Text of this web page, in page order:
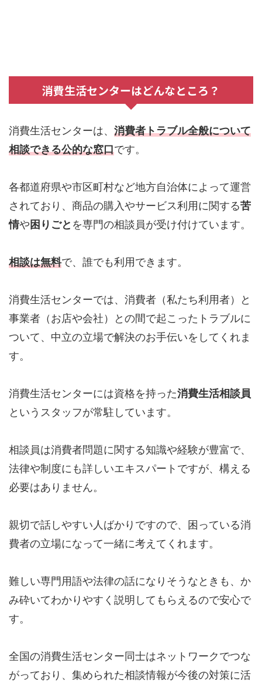
消費生活センターはどんなところ？
消費生活センターは、 消費者トラブル全般について
相談できる公的な窓口です。
各都道府県や市区町村など地方自治体によって運営
されており、商品の購入やサービス利用に関する苦
情や困りごと を専門の相談員が受け付けています。
相談は無料で、誰でも利用できます。
消費生活センターでは、消費者（私たち利用者）と
事業者（お店や会社）との間で起こったトラブルに
ついて、中立の立場で解決のお手伝いをしてくれま
す。
消費生活センターには資格を持った消費生活相談員
というスタッフが常駐しています。
相談員は消費者問題に関する知識や経験が豊富で、
法律や制度にも詳しいエキスパートですが、構える
必要はありません。
親切で話しやすい人ばかりですので、困っている消
費者の立場になって一緒に考えてくれます。
難しい専門用語や法律の話になりそうなときも、か
み砕いてわかりやすく説明してもらえるので安心で
す。
全国の消費生活センター同士はネットワークでつな
がっており、集められた相談情報が今後の対策に活